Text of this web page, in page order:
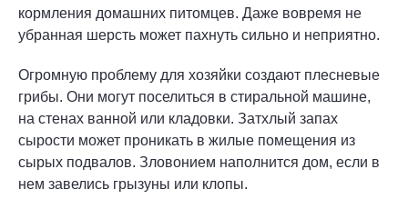
кормления домашних питомцев. Даже вовремя не
убранная шерсть может пахнуть сильно и неприятно.
Огромную проблему для хозяйки создают плесневые
грибы. Они могут поселиться в стиральной машине,
на стенах ванной или кладовки. Затхлый запах
сырости может проникать в жилые помещения из
сырых подвалов. Зловонием наполнится дом, если в
нем завелись грызуны или клопы.